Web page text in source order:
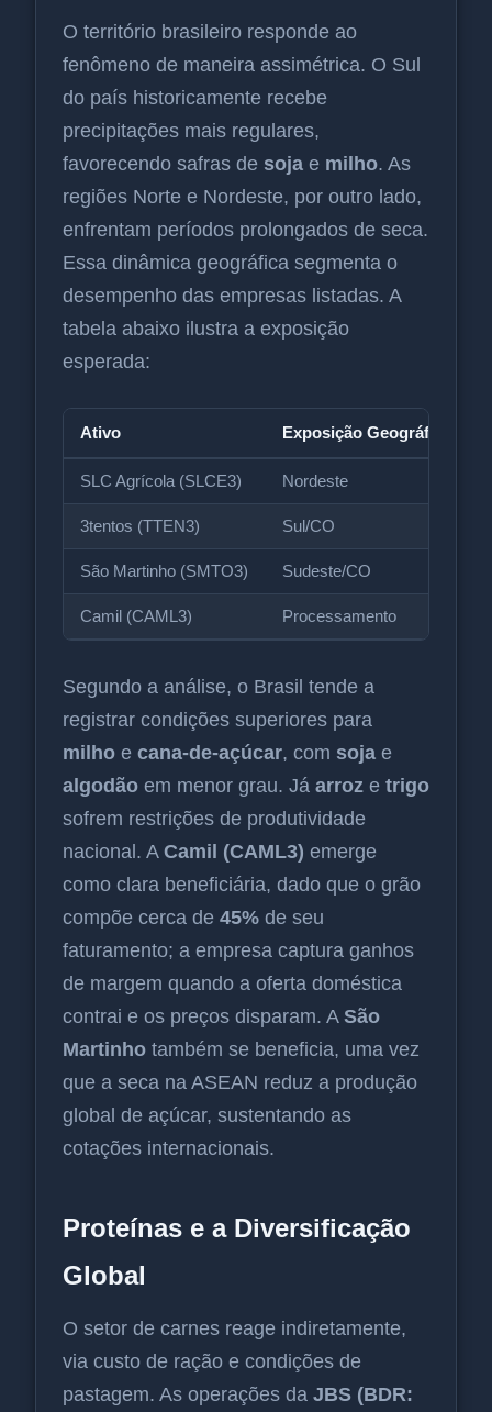
O território brasileiro responde ao
fenômeno de maneira assimétrica. O Sul
do país historicamente recebe
precipitações mais regulares,
favorecendo safras de soja e milho. As
regiões Norte e Nordeste, por outro lado,
enfrentam períodos prolongados de seca.
Essa dinâmica geográfica segmenta o
desempenho das empresas listadas. A
tabela abaixo ilustra a exposição
esperada:
Ativo Exposição Geográfica
SLC Agrícola (SLCE3) Nordeste
3tentos (TTEN3) Sul/CO
São Martinho (SMTO3) Sudeste/CO
Camil (CAML3) Processamento
Segundo a análise, o Brasil tende a
registrar condições superiores para
milho e cana-de-açúcar, com soja e
algodão em menor grau. Já arroz e trigo
sofrem restrições de produtividade
nacional. A Camil (CAML3) emerge
como clara beneficiária, dado que o grão
compõe cerca de 45% de seu
faturamento; a empresa captura ganhos
de margem quando a oferta doméstica
contrai e os preços disparam. A São
Martinho também se beneficia, uma vez
que a seca na ASEAN reduz a produção
global de açúcar, sustentando as
cotações internacionais.
Proteínas e a Diversificação
Global
O setor de carnes reage indiretamente,
via custo de ração e condições de
pastagem. As operações da JBS (BDR: